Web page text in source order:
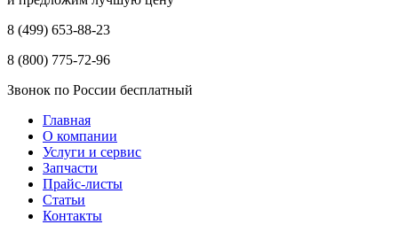
8 (499) 653-88-23
8 (800) 775-72-96
Звонок по России бесплатный
Главная
О компании
Услуги и сервис
Запчасти
Прайс-листы
Статьи
Контакты